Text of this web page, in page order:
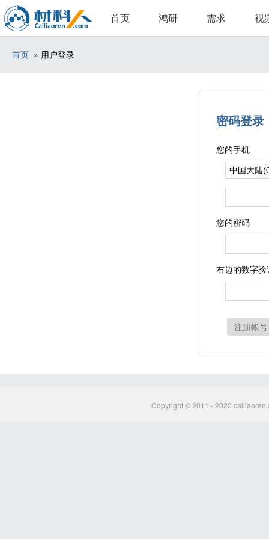
首页 鸿研 需求 视
首页 » 用户登录
密码登录
您的手机
您的密码
右边的数字验
注册帐号
Copyright © 2011 - 2020